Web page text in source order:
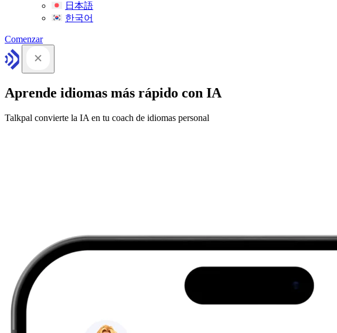
日本語
한국어
Comenzar
Aprende idiomas más rápido con IA
Talkpal convierte la IA en tu coach de idiomas personal